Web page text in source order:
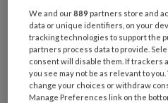
Risicovoeten
Diabetische voet
We and our889 partners store and
data or unique identifiers, on your
tracking technologies to support the
partners process data to provide.
consent will disable them. If trackers
you see may not be as relevant to
change your choices or withdraw
Manage Preferences link on the